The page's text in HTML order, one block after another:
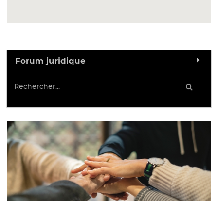
Forum juridique